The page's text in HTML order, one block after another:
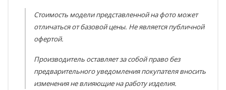
Стоимость модели представленной на фото может
отличаться от базовой цены. Не является публичной
офертой.
Производитель оставляет за собой право без
предварительного уведомления покупателя вносить
изменения не влияющие на работу изделия.